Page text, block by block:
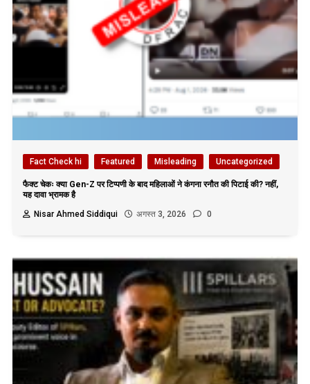
Fact Check hi Featured Misleading Uncategorized
फैक्ट चेकः क्या Gen-Z पर टिप्पणी के बाद महिलाओं ने कंगना रनौत की पिटाई की? नहीं,
यह दावा भ्रामक है
Nisar Ahmed Siddiqui
अगस्त 3, 2026 0